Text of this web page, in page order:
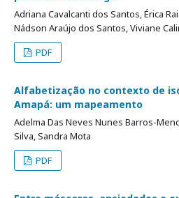
Adriana Cavalcanti dos Santos, Érica
Nádson Araújo dos Santos, Viviane
PDF
Alfabetização no contexto de
Amapá: um mapeamento
Adelma Das Neves Nunes Barros-
Silva, Sandra Mota
PDF